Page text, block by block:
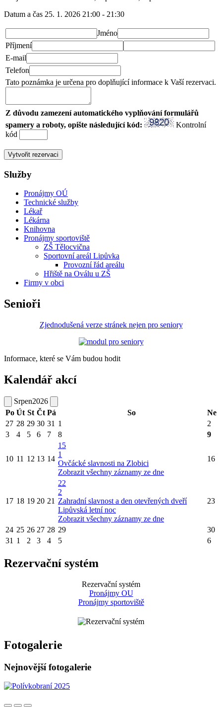
Datum a čas 25. 1. 2026 21:00 - 21:30
Jméno
Příjmení
E-mail
Telefon
Tato poznámka je určena pro doplňující informace k Vaší rezervaci.
Z důvodu zamezení automatického vyplňování formulářů
spamery a roboty, opište následující kód:
Kontrolní
kód
Služby
Pronájmy OÚ
Technické služby
Lékař
Lékárna
Knihovna
Pronájmy sportoviště
ZŠ Tělocvična
Sportovní areál Lipůvka
Provozní řád areálu
Hřiště na Oválu u ZŠ
Firmy v obci
Senioři
Zjednodušená verze stránek nejen pro seniory
Informace, které se Vám budou hodit
Kalendář akcí
Srpen2026
Po Út St Čt Pá So
Ne
27 28 29 30 31 1
2
3
4 5 6 7 8 9
10 11 12 13 14
15
1
Ovčácké slavnosti na Zlobici
Zobrazit všechny záznamy ze dne
16
17 18 19 20 21
22
2
Zahradní slavnost a den otevřených dveří
Lipůvská letní noc
Zobrazit všechny záznamy ze dne
23
24 25 26 27 28 29
30
31 1 2 3 4 5 6
Rezervační systém
Rezervační systém
Pronájmy OU
Pronájmy sportoviště
Fotogalerie
Nejnovější fotogalerie